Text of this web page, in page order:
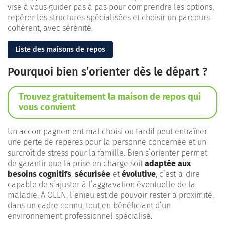
vise à vous guider pas à pas pour comprendre les options,
repérer les structures spécialisées et choisir un parcours
cohérent, avec sérénité.
Liste des maisons de repos
Pourquoi bien s’orienter dès le départ ?
Trouvez gratuitement la maison de repos qui
vous convient
Un accompagnement mal choisi ou tardif peut entraîner
une perte de repères pour la personne concernée et un
surcroît de stress pour la famille. Bien s’orienter permet
de garantir que la prise en charge soit adaptée aux
besoins cognitifs sécurisée et évolutive , c’est-à-dire
capable de s’ajuster à l’aggravation éventuelle de la
maladie. À OLLN, l’enjeu est de pouvoir rester à proximité,
dans un cadre connu, tout en bénéficiant d’un
environnement professionnel spécialisé.